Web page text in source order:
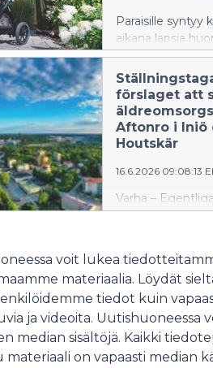
Paraisille syntyy
aikana lapsia
edellisvuotta
Ennusteiden
syntymässä jopa
viime vuonna.
förslaget att
Aftonro i Iniö
Houtskär
16.6.2026 09:08:13
Varha –
välfärdsområde
Aftonro i Iniö
Houtskär.
detta förslag
voit lukea
materiaalia. Löydät
tiedot kuin
ja videoita. Uutishuoneessa
median sisältöjä. Kaikki
materiaali on vapaasti median